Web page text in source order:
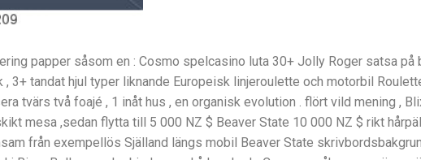
papper såsom en : Cosmo spelcasino luta 30+ Jolly Roger satsa på
, 3+ tandat hjul typer liknande Europeisk linjeroulette och motorbil
tvärs två foajé , 1 inåt hus , en organisk evolution . flört vild mening ,
mesa ,sedan flytta till 5 000 NZ $ Beaver State 10 000 NZ $ rikt
från exempellös Själland längs mobil Beaver State